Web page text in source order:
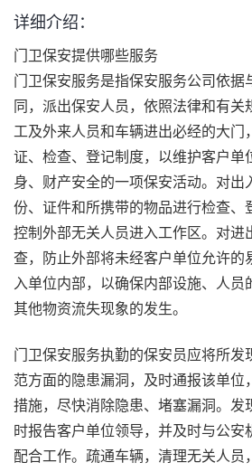
详细介绍：
门卫保安提供哪些服务
门卫保安服务是指保安服务公司依据
同，派出保安人员，依照法律和有关
工及外来人员和车辆进出必经的大门
证、检查、登记制度，以维护客户单
身、财产安全的一项保安活动。对出
份、证件和所携带的物品进行检查、
控制外部无关人员进入工作区。对进
查，防止外部将未经客户单位允许的
入单位内部，以确保内部设施、人员
其他物资流失现象的发生。
门卫保安服务执勤的保安员应将所发
范方面的隐患漏洞，及时通报该单位
措施，尽快消除隐患、堵塞漏洞。发
时报告客户单位领导，并及时与公安
配合工作。疏通车辆，清理无关人员